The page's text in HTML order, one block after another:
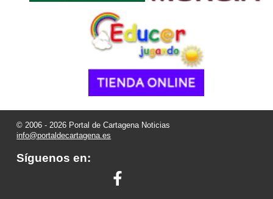
© 2006 - 2026 Portal de Cartagena Noticias
info@portaldecartagena.es
Síguenos en: